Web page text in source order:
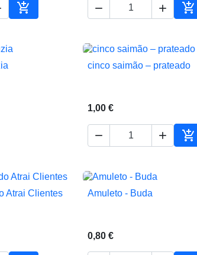

Adicionar ao carrinho
  
 Vista rápida
cinco saimão – prateado
1,00 €
  
Atrai Clientes
 Vista rápida
Amuleto - Buda
0,80 €